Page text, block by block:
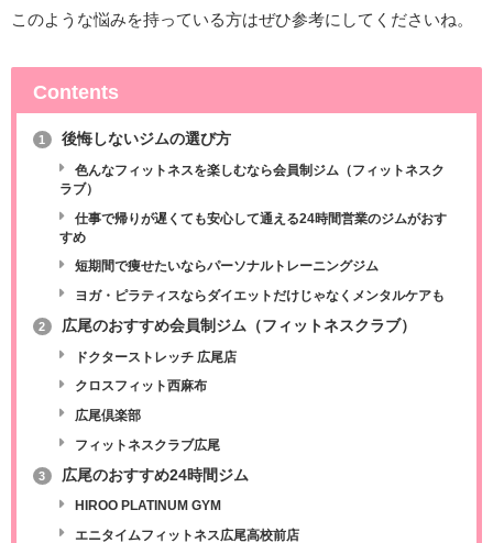
このような悩みを持っている方はぜひ参考にしてくださいね。
Contents
1 後悔しないジムの選び方
色んなフィットネスを楽しむなら会員制ジム（フィットネスク
ラブ）
仕事で帰りが遅くても安心して通える24時間営業のジムがおす
すめ
短期間で痩せたいならパーソナルトレーニングジム
ヨガ・ピラティスならダイエットだけじゃなくメンタルケアも
2 広尾のおすすめ会員制ジム（フィットネスクラブ）
ドクターストレッチ 広尾店
クロスフィット西麻布
広尾倶楽部
フィットネスクラブ広尾
3 広尾のおすすめ24時間ジム
HIROO PLATINUM GYM
エニタイムフィットネス広尾高校前店